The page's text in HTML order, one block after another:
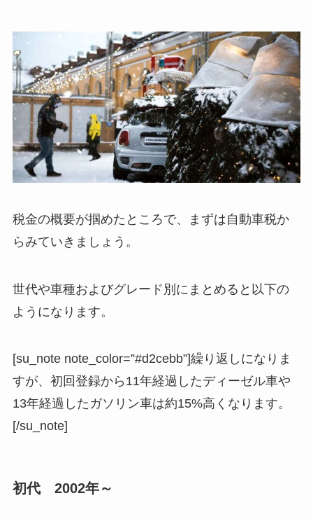
税金の概要が掴めたところで、まずは自動車税か
らみていきましょう。
世代や車種およびグレード別にまとめると以下の
ようになります。
[su_note note_color=”#d2cebb”]繰り返しになりま
すが、初回登録から11年経過したディーゼル車や
13年経過したガソリン車は約15%高くなります。
[/su_note]
初代 2002年～